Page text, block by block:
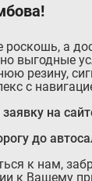
а
выгодные
резину,
с
на
до
к нам,
к Вашему